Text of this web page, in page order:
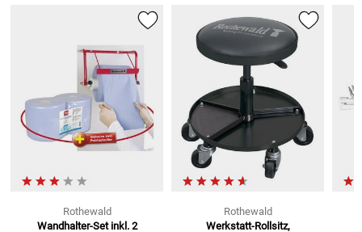
Rothewald
Wandhalter-Set inkl. 2
Rothewald
Werkstatt-Rollsitz,